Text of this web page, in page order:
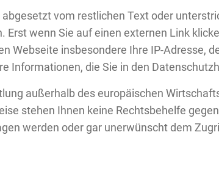
vom restlichen Text oder
wenn Sie auf einen externen Link
Webseite insbesondere Ihre IP-Adresse,
Informationen, die Sie in den
außerhalb des europäischen
stehen Ihnen keine Rechtsbehelfe
werden oder gar unerwünscht dem